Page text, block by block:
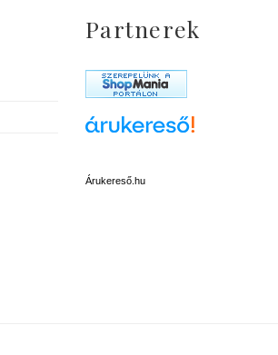
Partnerek
Árukereső.hu